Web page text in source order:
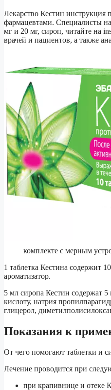
Лекарство Кестин инструкция
фармацевтами. Специалисты
мг и 20 мг, сироп, читайте на
врачей и пациентов, а также
комплекте с мерным
1 таблетка Кестина содержит
ароматизатор.
5 мл сиропа Кестин содержат
кислоту, натрия
глицерол,
Показания к
От чего помогают таблетки и
Лечение проводится при
при крапивнице и отеке